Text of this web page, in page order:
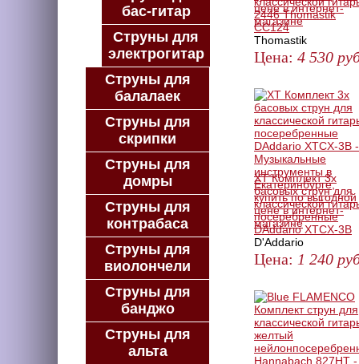
2446 Thomastik
CC124
Thomastik
Цена: 4 530
XT Комплект 3х
басовых струн для
классической
посеребренные
DAddario XTCX-3B
D'Addario
Цена: 1 240
бас-гитар
Струны для
электрогитар
Струны для
балалаек
Струны для
скрипки
Струны для
домры
Струны для
контрабаса
Струны для
виолончели
Струны для
банджо
Струны для
альта